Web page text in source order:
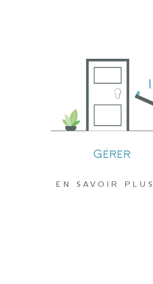
Gérer
EN SAVOIR PLUS